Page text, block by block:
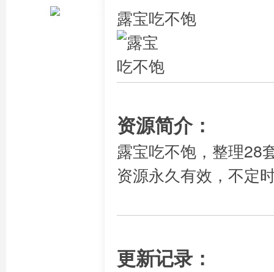
露宝吃不饱
资源简介：
露宝吃不饱，整理28
资源永久有效，不定
更新记录：